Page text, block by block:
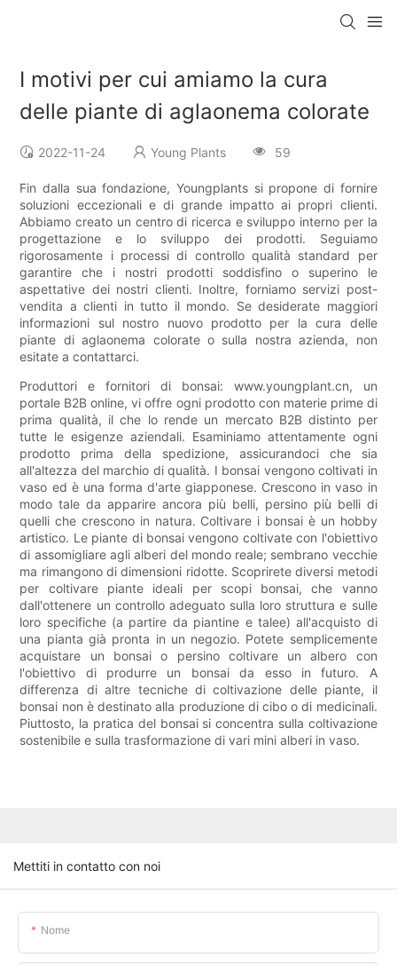
I motivi per cui amiamo la cura
delle piante di aglaonema colorate
2022-11-24 Young Plants 59
Fin dalla sua fondazione, Youngplants si propone di fornire
soluzioni eccezionali e di grande impatto ai propri clienti.
Abbiamo creato un centro di ricerca e sviluppo interno per la
progettazione e lo sviluppo dei prodotti. Seguiamo
rigorosamente i processi di controllo qualità standard per
garantire che i nostri prodotti soddisfino o superino le
aspettative dei nostri clienti. Inoltre, forniamo servizi post-
vendita a clienti in tutto il mondo. Se desiderate maggiori
informazioni sul nostro nuovo prodotto per la cura delle
piante di aglaonema colorate o sulla nostra azienda, non
esitate a contattarci.
Produttori e fornitori di bonsai: www.youngplant.cn, un
portale B2B online, vi offre ogni prodotto con materie prime di
prima qualità, il che lo rende un mercato B2B distinto per
tutte le esigenze aziendali. Esaminiamo attentamente ogni
prodotto prima della spedizione, assicurandoci che sia
all'altezza del marchio di qualità. I ​​bonsai vengono coltivati ​​in
vaso ed è una forma d'arte giapponese. Crescono in vaso in
modo tale da apparire ancora più belli, persino più belli di
quelli che crescono in natura. Coltivare i bonsai è un hobby
artistico. Le piante di bonsai vengono coltivate con l'obiettivo
di assomigliare agli alberi del mondo reale; sembrano vecchie
ma rimangono di dimensioni ridotte. Scoprirete diversi metodi
per coltivare piante ideali per scopi bonsai, che vanno
dall'ottenere un controllo adeguato sulla loro struttura e sulle
loro specifiche (a partire da piantine e talee) all'acquisto di
una pianta già pronta in un negozio. Potete semplicemente
acquistare un bonsai o persino coltivare un albero con
l'obiettivo di produrre un bonsai da esso in futuro. A
differenza di altre tecniche di coltivazione delle piante, il
bonsai non è destinato alla produzione di cibo o di medicinali.
Piuttosto, la pratica del bonsai si concentra sulla coltivazione
sostenibile e sulla trasformazione di vari mini alberi in vaso.
Mettiti in contatto con noi
Nome